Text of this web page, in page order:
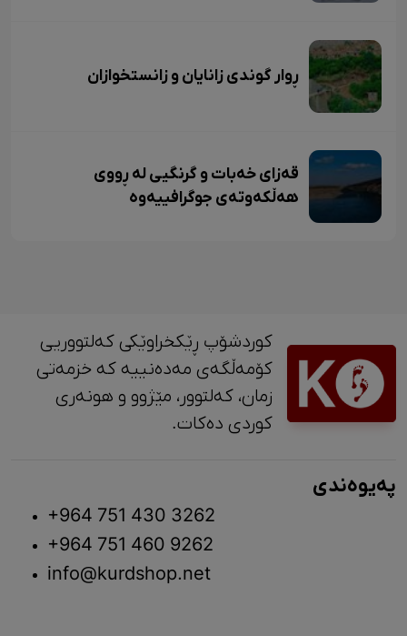
ڕوار گوندی زانایان و زانستخوازان
قەزای خەبات و گرنگیی لە ڕووی
هەڵکەوتەی جوگرافییەوە
کوردشۆپ ڕێکخراوێکی کەلتووریی
کۆمەڵگەی مەدەنییە کە خزمەتی
زمان، کەلتوور، مێژوو و ‎هونەری
کوردی دەکات.
پەیوەندی
+964 751 430 3262
+964 751 460 9262
info@kurdshop.net